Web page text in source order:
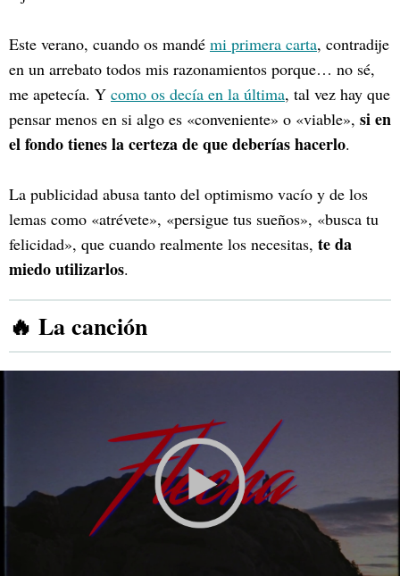
Este verano, cuando os mandé mi primera carta, contradije
en un arrebato todos mis razonamientos porque… no sé,
me apetecía. Y como os decía en la última, tal vez hay que
pensar menos en si algo es «conveniente» o «viable», si en
el fondo tienes la certeza de que deberías hacerlo.
La publicidad abusa tanto del optimismo vacío y de los
lemas como «atrévete», «persigue tus sueños», «busca tu
felicidad», que cuando realmente los necesitas, te da
miedo utilizarlos.
🔥 La canción